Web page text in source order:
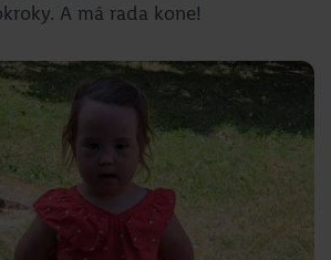
A má rada kone!